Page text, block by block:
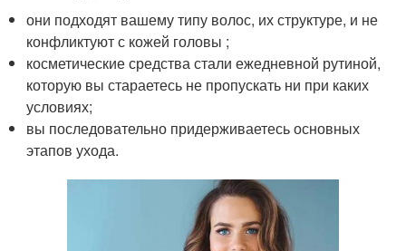
они подходят вашему типу волос, их структуре, и не
конфликтуют с кожей головы ;
косметические средства стали ежедневной рутиной,
которую вы стараетесь не пропускать ни при каких
условиях;
вы последовательно придерживаетесь основных
этапов ухода.